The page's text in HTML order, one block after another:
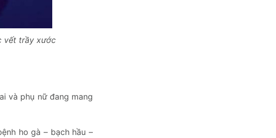
vết trầy xước
và phụ nữ đang mang
ho gà – bạch hầu –